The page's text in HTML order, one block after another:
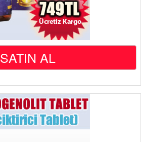
SATIN AL